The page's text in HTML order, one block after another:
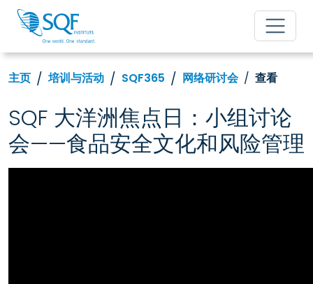
主页 培训与活动 SQF365 网络研讨会 查看
SQF 大洋洲焦点日：小组讨论
会——食品安全文化和风险管理